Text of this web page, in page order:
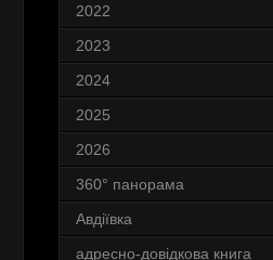
2022
2023
2024
2025
2026
360° панорама
Авдіївка
адресно-довідкова книга